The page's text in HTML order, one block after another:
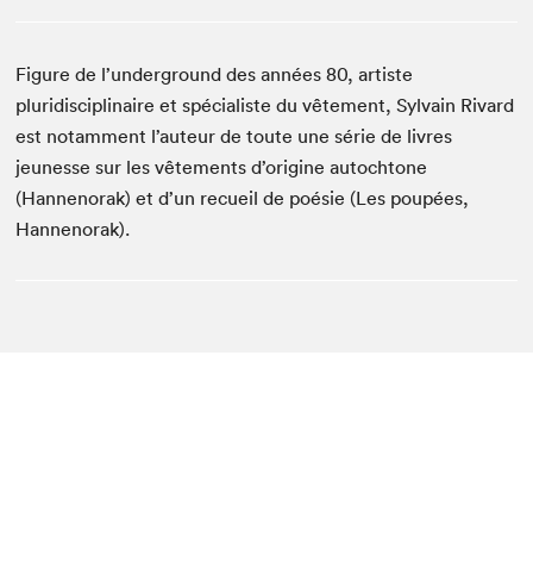
Figure de l’underground des années 80, artiste
pluridisciplinaire et spécialiste du vêtement, Sylvain Rivard
est notamment l’auteur de toute une série de livres
jeunesse sur les vêtements d’origine autochtone
(Hannenorak) et d’un recueil de poésie (Les poupées,
Hannenorak).